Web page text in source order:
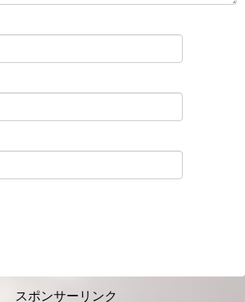
スポンサーリンク